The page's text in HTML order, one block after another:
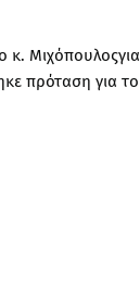
κ. Μιχόπουλοςγια
πρόταση για το